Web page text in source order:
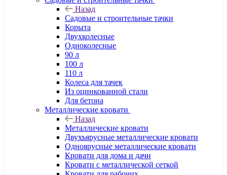
Назад
Садовые и строительные тачки
Корыта
Двухколесные
Одноколесные
90 л
100 л
110 л
Колеса для тачек
Из оцинкованной стали
Для бетона
Металлические кровати
Назад
Металлические кровати
Двухъярусные металлические кровати
Одноярусные металлические кровати
Кровати для дома и дачи
Кровати с металлической сеткой